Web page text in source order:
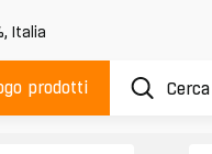
, Italia
prodotti